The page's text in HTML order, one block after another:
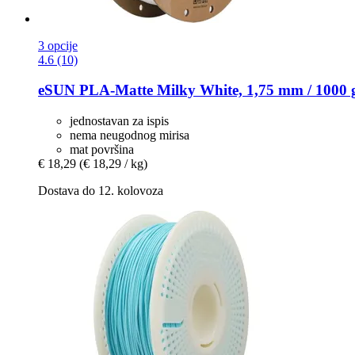
3 opcije
4.6 (10)
eSUN PLA-​Matte Milky White, 1,75 mm / 1000
jednostavan za ispis
nema neugodnog mirisa
mat površina
€ 18,29 (€ 18,29 / kg)
Dostava do 12. kolovoza